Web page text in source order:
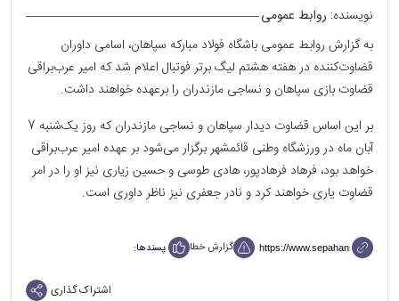
نویسنده: روابط عمومی
به گزارش روابط عمومی باشگاه فولاد مبارکه سپاهان، اسامی داوران
قضاوت‌کننده در هفته هشتم لیگ برتر فوتبال اعلام شد که امیر عرب‌براقی
قضاوت بازی سپاهان و نساجی مازندران را برعهده خواهند داشت.
بر این اساس قضاوت دیدار سپاهان و نساجی مازندران که روز یک‌شنبه 7
آبان ماه در ورزشگاه وطنی قائمشهر برگزار می‌شود بر عهده امیر عرب‌براقی
خواهد بود، فرهاد فرهادپور، هادی طوسی و حسین زیاری نیز او را در امر
قضاوت یاری خواهند کرد و نادر جعفری نیز ناظر داوری است.
گزارش خطا پسندها:
اشتراک گذاری